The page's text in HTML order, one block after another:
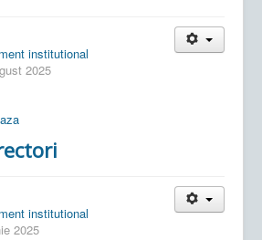
institutional
2025
institutional
2025